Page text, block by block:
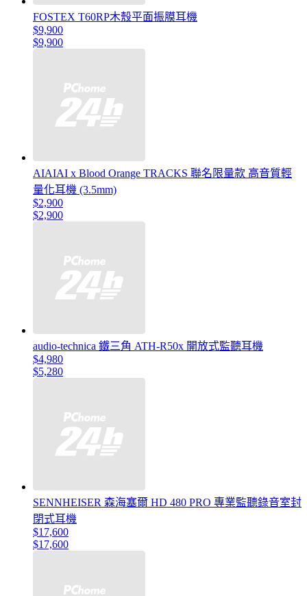
FOSTEX T60RP木殼平面振膜耳機
$9,900
$9,900
AIAIAI x Blood Orange TRACKS 聯名限量款 高音質輕
量化耳機 (3.5mm)
$2,900
$2,900
audio-technica 鐵三角 ATH-R50x 開放式監聽耳機
$4,980
$5,280
SENNHEISER 森海塞爾 HD 480 PRO 專業監聽錄音室封
閉式耳機
$17,600
$17,600